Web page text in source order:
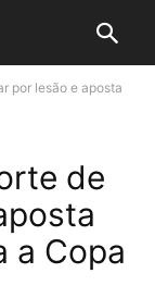
por lesão e aposta
de
a Copa